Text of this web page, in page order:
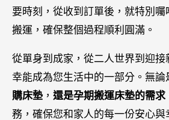
要時刻，從收到訂單後，就特別
搬運，確保整個過程順利圓滿。
從單身到成家，從二人世界到迎
幸能成為您生活中的一部分。無論
購床墊 ， 還是孕期搬運床墊的需求
務，確保您和家人的每一份安心與